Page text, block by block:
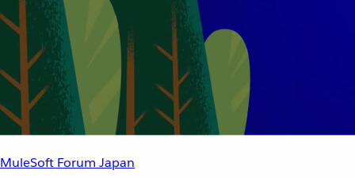
MuleSoft Forum Japan